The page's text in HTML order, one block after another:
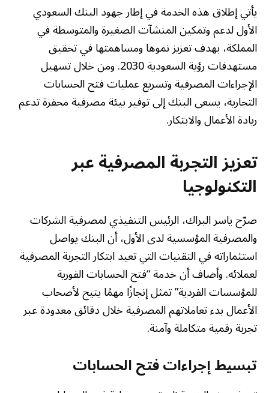
يأتي إطلاق هذه الخدمة في إطار جهود البنك السعودي
الأول لدعم وتمكين المنشآت الصغيرة والمتوسطة في
المملكة، بهدف تعزيز نموها ومساهمتها في تحقيق
مستهدفات رؤية السعودية 2030. ومن خلال تسهيل
الإجراءات المصرفية وتسريع عمليات فتح الحسابات
التجارية، يسعى البنك إلى توفير بيئة مصرفية محفزة تدعم
ريادة الأعمال والابتكار.
تعزيز التجربة المصرفية عبر
التكنولوجيا
صرّح ياسر البراك، الرئيس التنفيذي لمصرفية الشركات
والمصرفية المؤسسية لدى الأول، أن البنك يواصل
استثماراته في التقنيات التي تعيد ابتكار التجربة المصرفية
لعملائه. وأضاف أن خدمة “فتح الحسابات الفورية
للمؤسسات الفردية” تمثل إنجازًا مهمًا يتيح لأصحاب
الأعمال بدء تعاملاتهم المصرفية خلال دقائق معدودة عبر
تجربة رقمية متكاملة وآمنة.
تبسيط إجراءات فتح الحسابات